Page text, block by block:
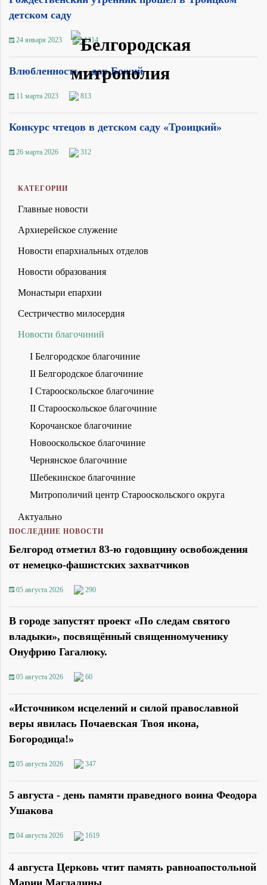
детском саду
24 января 2023 1214
Влюбленность – дар Божий
11 марта 2023 813
Конкурс чтецов в детском саду «Троицкий»
26 марта 2026 312
КАТЕГОРИИ
Главные новости
Архиерейское служение
Новости епархиальных отделов
Новости образования
Монастыри епархии
Сестричество милосердия
Новости благочиний
I Белгородское благочиние
II Белгородское благочиние
I Старооскольское благочиние
II Старооскольское благочиние
Корочанское благочиние
Новооскольское благочиние
Чернянское благочиние
Шебекинское благочиние
Митрополичий центр Старооскольского округа
Актуально
ПОСЛЕДНИЕ НОВОСТИ
Белгород отметил 83-ю годовщину освобождения
от немецко-фашистских захватчиков
05 августа 2026 290
В городе запустят проект «По следам святого
владыки», посвящённый священномученику
Онуфрию Гагалюку.
05 августа 2026 60
«Источником исцелений и силой православной
веры явилась Почаевская Твоя икона,
Богородица!»
05 августа 2026 347
5 августа - день памяти праведного воина Феодора
Ушакова
04 августа 2026 1619
4 августа Церковь чтит память равноапостольной
Марии Магдалины